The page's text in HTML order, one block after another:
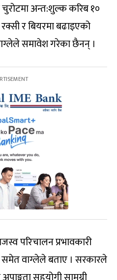
चुरोटमा अन्त:शुल्क करिब १०
र बियरमा बढाइएको
समावेश गरेका छैनन् ।
परिचालन प्रभावकारी
वाग्लेले बताए । सरकारले